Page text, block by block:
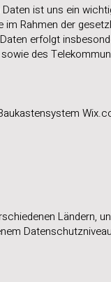
ist uns ein
Rahmen der
erfolgt
des
Ländern,